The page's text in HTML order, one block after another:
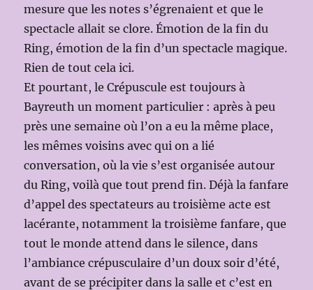
mesure que les notes s’égrenaient et que le
spectacle allait se clore. Émotion de la fin du
Ring, émotion de la fin d’un spectacle magique.
Rien de tout cela ici.
Et pourtant, le Crépuscule est toujours à
Bayreuth un moment particulier : après à peu
près une semaine où l’on a eu la même place,
les mêmes voisins avec qui on a lié
conversation, où la vie s’est organisée autour
du Ring, voilà que tout prend fin. Déjà la fanfare
d’appel des spectateurs au troisième acte est
lacérante, notamment la troisième fanfare, que
tout le monde attend dans le silence, dans
l’ambiance crépusculaire d’un doux soir d’été,
avant de se précipiter dans la salle et c’est en